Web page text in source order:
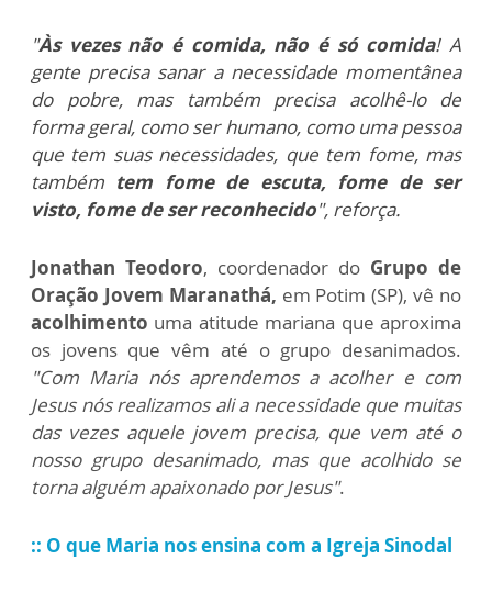
"Às vezes não é comida, não é só comida! A
gente precisa sanar a necessidade momentânea
do pobre, mas também precisa acolhê-lo de
forma geral, como ser humano, como uma pessoa
que tem suas necessidades, que tem fome, mas
também tem fome de escuta, fome de ser
visto, fome de ser reconhecido", reforça.
Jonathan Teodoro, coordenador do Grupo de
Oração Jovem Maranathá, em Potim (SP), vê no
acolhimento uma atitude mariana que aproxima
os jovens que vêm até o grupo desanimados.
"Com Maria nós aprendemos a acolher e com
Jesus nós realizamos ali a necessidade que muitas
das vezes aquele jovem precisa, que vem até o
nosso grupo desanimado, mas que acolhido se
torna alguém apaixonado por Jesus".
:: O que Maria nos ensina com a Igreja Sinodal